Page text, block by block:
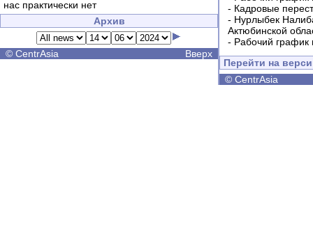
нас практически нет
Архив
© CentrAsia Вверх
- Кадровые
- Нурлыбек
Актюбинской
- Рабочий график
Перейти на
© CentrAsia